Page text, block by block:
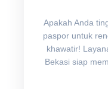
Apakah Anda
paspor untuk
khawatir!
Bekasi siap